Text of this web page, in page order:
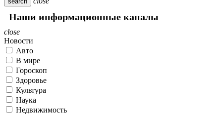
Наши информационные каналы
close
Новости
Авто
В мире
Гороскоп
Здоровье
Культура
Наука
Недвижимость